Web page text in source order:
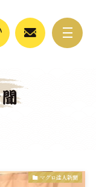
聞
マグロ達人新聞